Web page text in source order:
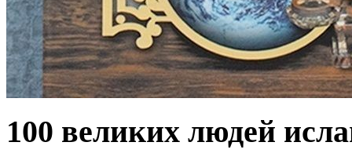
100 великих людей